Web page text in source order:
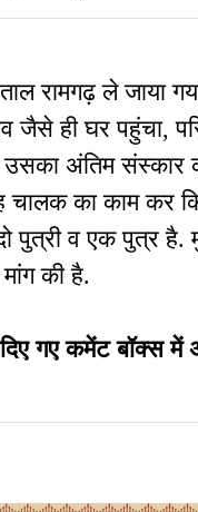
रामगढ़ ले जाया
जैसे ही घर पहुंचा,
उसका अंतिम संस्कार
चालक का काम कर
पुत्री व एक पुत्र है.
की है.
गए कमेंट बॉक्स में